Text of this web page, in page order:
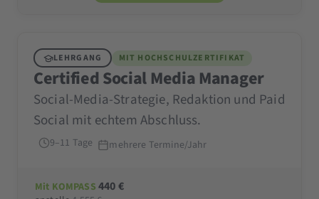
LEHRGANG MIT HOCHSCHULZERTIFIKAT
Certified Social Media Manager
Social-Media-Strategie, Redaktion und Paid
Social mit echtem Abschluss.
9–11 Tage mehrere Termine/Jahr
Mit KOMPASS 440 €